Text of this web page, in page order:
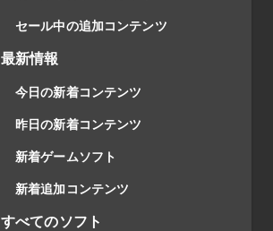
セール中の追加コンテンツ
最新情報
今日の新着コンテンツ
昨日の新着コンテンツ
新着ゲームソフト
新着追加コンテンツ
すべてのソフト